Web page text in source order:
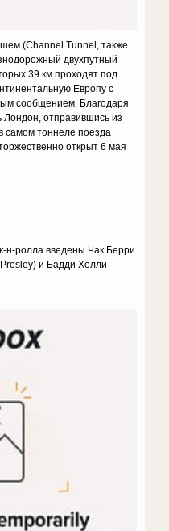
(Channel Tunnel, также
двухпутный
39 км проходят под
Европу с
сообщением. Благодаря
отправившись из
самом тоннеле поезда
открыт 6 мая
н-ролла введены Чак Берри
и Бадди Холли